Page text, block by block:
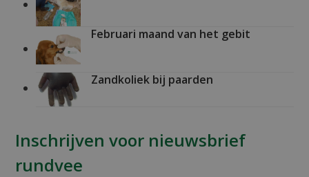
Februari maand van het gebit
Zandkoliek bij paarden
Inschrijven voor nieuwsbrief
rundvee